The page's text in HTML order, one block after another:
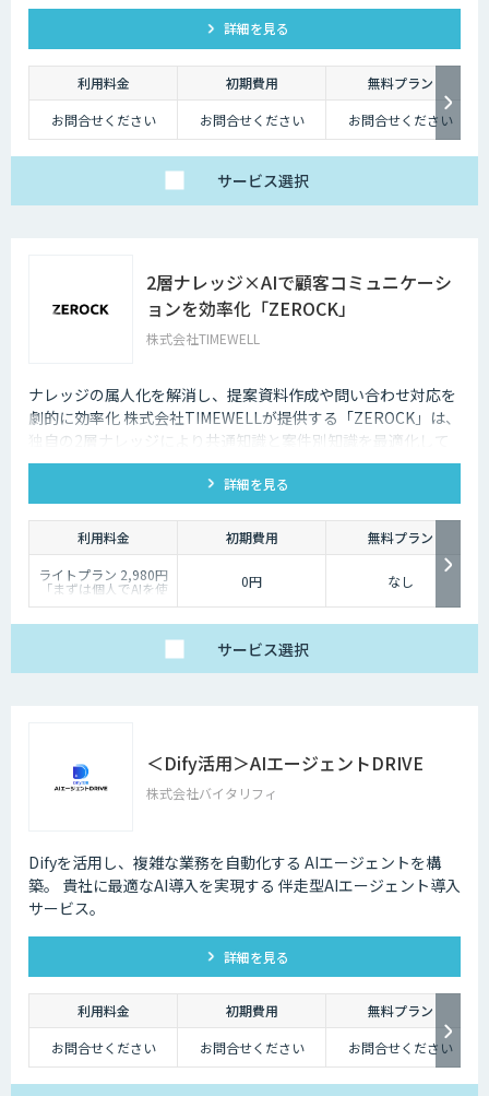
詳細を見る
利用料金 初期費用
無料プラン
お問合せください
お問合せください お問合せください
サービス選択
2層ナレッジ×AIで顧客コミュニケーシ
ョンを効率化「ZEROCK」
株式会社TIMEWELL
ナレッジの属人化を解消し、提案資料作成や問い合わせ対応を
劇的に効率化 株式会社TIMEWELLが提供する「ZEROCK」は、
独自の2層ナレッジにより共通知識と案件別知識を最適化して
活用できるAIエージェントです 。資料作成や返信工数を最大
80%削減し、商談獲得までを自動化します。
詳細を見る
利用料金 初期費用
無料プラン
ライトプラン 2,980円
「まずは個人でAIを使
い倒したい」方に
で、日々の壁打ちや調
※AIスライド作成など
に変えたい」方に
・5名様まで一律料金
で使い放題
・全機能制限なし！ AI
を最大化
0円 なし
サービス選択
＜Dify活用＞AIエージェントDRIVE
株式会社バイタリフィ
Difyを活用し、複雑な業務を自動化する AIエージェントを構
築。 貴社に最適なAI導入を実現する 伴走型AIエージェント導入
サービス。
詳細を見る
利用料金 初期費用
無料プラン
お問合せください
お問合せください お問合せください